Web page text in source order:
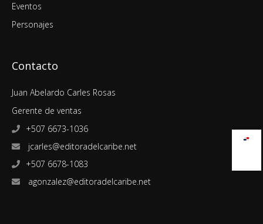
Eventos
Personajes
Contacto
Juan Abelardo Carles Rosas
Gerente de ventas
+507 6673-1036
jcarles@editoradelcaribe.net
+507 6678-1083
agonzalez@editoradelcaribe.net